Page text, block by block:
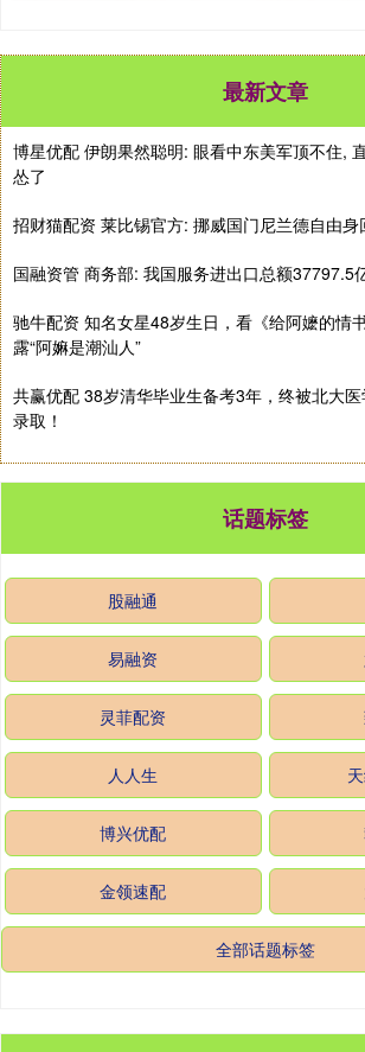
最新文章
博星优配 伊朗果然聪明: 眼看中东美军顶不住,
怂了
招财猫配资 莱比锡官方: 挪威国门尼兰德自由
国融资管 商务部: 我国服务进出口总额37797.5
驰牛配资 知名女星48岁生日，看《给阿嬷的情
露“阿嫲是潮汕人”
共赢优配 38岁清华毕业生备考3年，终被北大
录取！
话题标签
股融通
易融资
灵菲配资
人人生
博兴优配
金领速配
全部话题标签